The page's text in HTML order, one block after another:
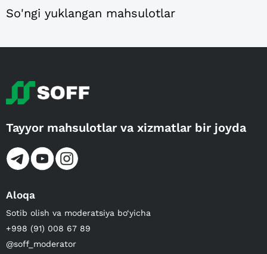
So'ngi yuklangan mahsulotlar
Tayyor mahsulotlar va xizmatlar bir joyda
Aloqa
Sotib olish va moderatsiya bo‘yicha
+998 (91) 008 67 89
@soff_moderator